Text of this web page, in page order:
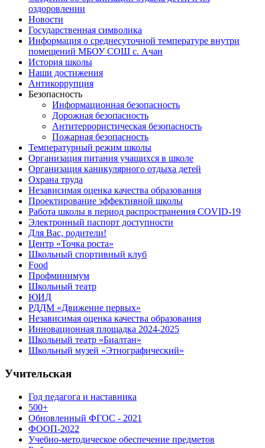
оздоровлении
Новости
Государственная символика
Информация о среднесуточной температуре внутри
помещений МБОУ СОШ с. Ачан
История школы
Наши достижения
Антикоррупция
Безопасность
Информационная безопасность
Дорожная безопасность
Антитеррористическая безопасность
Пожарная безопасность
Температурный режим школы
Организация питания учащихся в школе
Организация каникулярного отдыха детей
Охрана труда
Независимая оценка качества образования
Проектирование эффективной школы
Работа школы в период распространения COVID-19
Электронный паспорт доступности
Для Вас, родители!
Центр «Точка роста»
Школьный спортивный клуб
Food
Профминимум
Школьный театр
ЮИД
РДДМ «Движение первых»
Независимая оценка качества образования
Инновационная площадка 2024-2025
Школьный театр «Биалтан»
Школьный музей «Этнографический»
Учительская
Год педагога и наставника
500+
Обновленный ФГОС - 2021
ФООП-2022
Учебно-методическое обеспечение предметов